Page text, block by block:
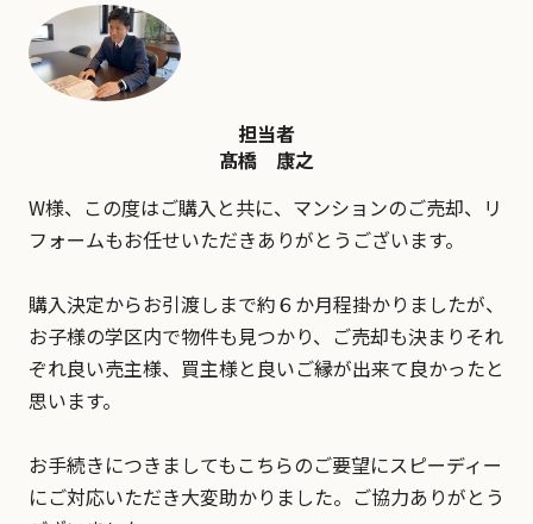
担当者
髙橋 康之
W様、この度はご購入と共に、マンションのご売却、リ
フォームもお任せいただきありがとうございます。
購入決定からお引渡しまで約６か月程掛かりましたが、
お子様の学区内で物件も見つかり、ご売却も決まりそれ
ぞれ良い売主様、買主様と良いご縁が出来て良かったと
思います。
お手続きにつきましてもこちらのご要望にスピーディー
にご対応いただき大変助かりました。ご協力ありがとう